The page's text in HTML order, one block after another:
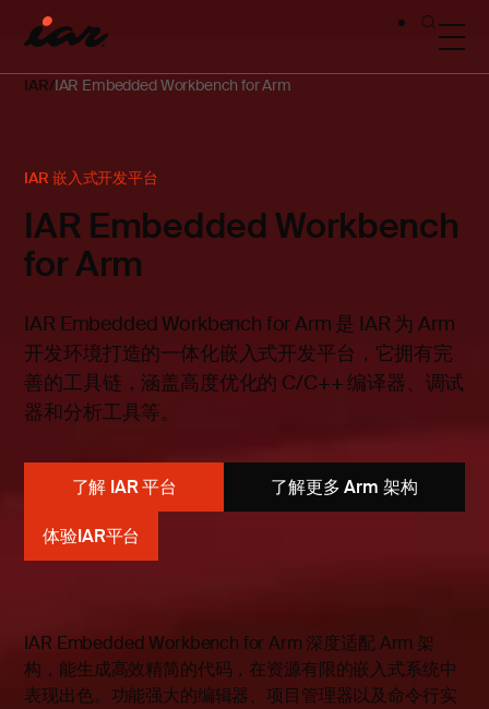
IAR IAR Embedded Workbench for Arm
IAR 嵌入式开发平台
IAR Embedded Workbench
for Arm
IAR Embedded Workbench for Arm 是 IAR 为 Arm
开发环境打造的一体化嵌入式开发平台，它拥有完
善的工具链，涵盖高度优化的 C/C++ 编译器、调试
器和分析工具等。
了解 IAR 平台 了解更多 Arm 架构
体验IAR平台
IAR Embedded Workbench for Arm深度适配Arm 架
构，能生成高效精简的代码，在资源有限的嵌入式系统中
表现出色。功能强大的编辑器、项目管理器以及命令行实